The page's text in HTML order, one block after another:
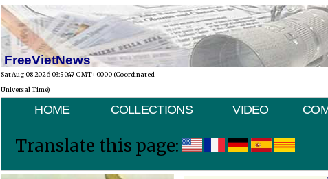
FreeVietNews
Sat Aug 08 2026 03:50:47 GMT+0000 (Coordinated
Universal Time)
HOME COLLECTIONS VIDEO
Translate this page: